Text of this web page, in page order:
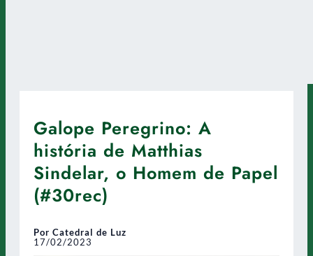
Galope Peregrino: A
história de Matthias
Sindelar, o Homem de Papel
(#30rec)
Por Catedral de Luz
17/02/2023